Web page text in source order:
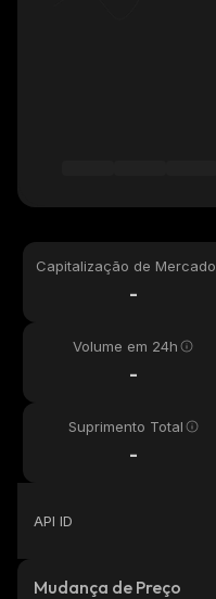
Capitalização de Mercado
-
Volume em 24h
-
Suprimento Total
-
API ID
Mudança de Preço